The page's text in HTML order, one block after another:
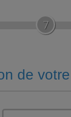
7
de